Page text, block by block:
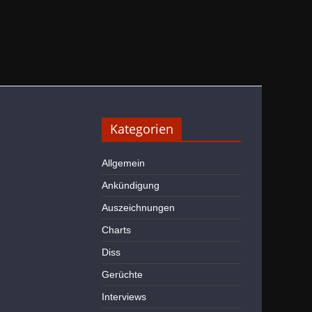
Kategorien
Allgemein
Ankündigung
Auszeichnungen
Charts
Diss
Gerüchte
Interviews